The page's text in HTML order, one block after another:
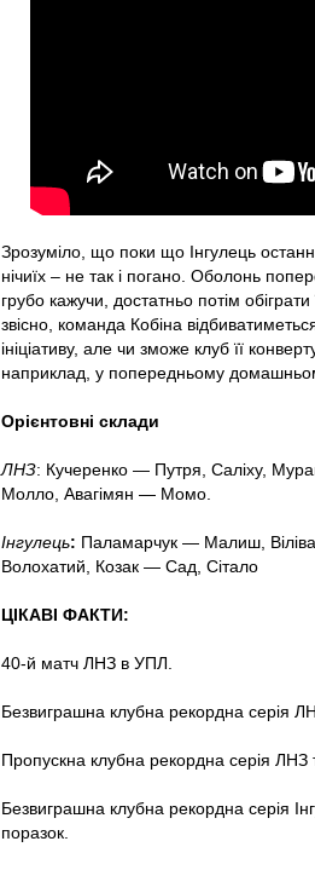
Білоцерковець зачепив ноги
42’ ОФСАЙД!Яшарі віддав на
завершив зворотній пас.
43 Резепов у центрі штрафного
45 Муравський грав
+1 Конфлікт поміж
... та
половини.
46 Другий тайм розпочато!
Інгулець атакує на старті тайму.
Простріл Яшарі з правого
Дальній удар із правого
Зрозуміло, що поки що Інгулець
нічиїх – не так і погано. Оболонь
грубо кажучи, достатньо потім
звісно, ​​команда Кобіна
ініціативу, але чи зможе клуб її
наприклад, у попередньому
Орієнтовні склади
ЛНЗ: Кучеренко — Путря, Саліху,
Молло, Авагімян — Момо.
Інгулець: Паламарчук — Малиш,
Волохатий, Козак — Сад, Сітало
ЦІКАВІ ФАКТИ:
40-й матч ЛНЗ в УПЛ.
Безвиграшна клубна рекордна серія
Пропускна клубна рекордна серія ЛНЗ
Безвиграшна клубна рекордна серія
поразок.